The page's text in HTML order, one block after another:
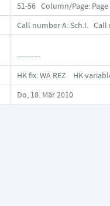
51-56 Column/Page: Page
Call number A: Sch.I. Call
----------
HK fix: WA REZ HK
Do, 18. Mär 2010